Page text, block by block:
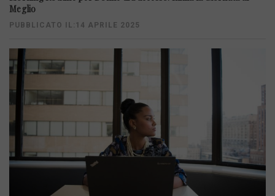
Meglio
PUBBLICATO IL:14 APRILE 2025